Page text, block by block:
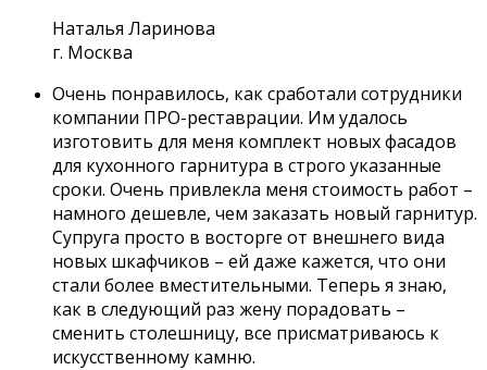
Наталья Ларинова
г. Москва
Очень понравилось, как сработали сотрудники
компании ПРО-реставрации. Им удалось
изготовить для меня комплект новых фасадов
для кухонного гарнитура в строго указанные
сроки. Очень привлекла меня стоимость работ –
намного дешевле, чем заказать новый гарнитур.
Супруга просто в восторге от внешнего вида
новых шкафчиков – ей даже кажется, что они
стали более вместительными. Теперь я знаю,
как в следующий раз жену порадовать –
сменить столешницу, все присматриваюсь к
искусственному камню.